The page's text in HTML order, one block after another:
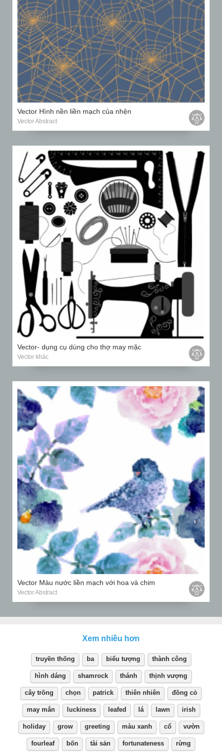
Vector Hình nền liền mạch của nhện
Vector Abstract
Vector- dụng cụ dùng cho thợ may mặc
Vector khác
Vector Màu nước liền mạch với hoa và chim
Vector Abstract
Xem nhiều hơn
truyền thống ba biểu tượng thành công
hình dáng shamrock thánh thịnh vượng
cây trồng chọn patrick thiên nhiên đồng cỏ
may mắn luckiness leafed lá lawn irish
holiday grow greeting màu xanh cổ vườn
fourleaf bốn tài sản fortunateness rừng